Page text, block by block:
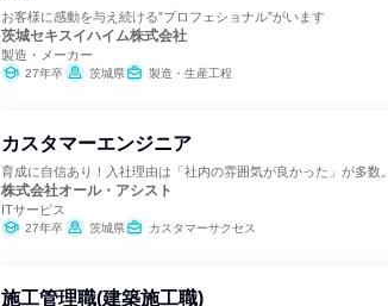
お客様に感動を与え続ける”プロフェショナル”がいます
茨城セキスイハイム株式会社
製造・メーカー
27年卒 茨城県 製造・生産工程
カスタマーエンジニア
育成に自信あり！入社理由は「社内の雰囲気が良かった」が多数。
株式会社オール・アシスト
ITサービス
27年卒 茨城県 カスタマーサクセス
施工管理職(建築施工職)